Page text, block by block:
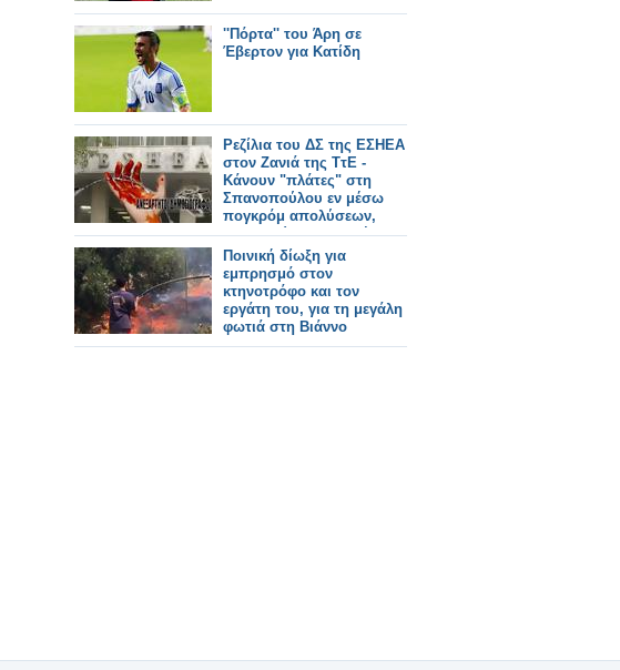
''Πόρτα'' του Άρη σε
Έβερτον για Κατίδη
Ρεζίλια του ΔΣ της ΕΣΗΕΑ
στον Ζανιά της ΤτΕ -
Κάνουν "πλάτες" στη
Σπανοπούλου εν μέσω
πογκρόμ απολύσεων,
εκβιασμών και λουκέτων
σε ΜΜΕ
Ποινική δίωξη για
εμπρησμό στον
κτηνοτρόφο και τον
εργάτη του, για τη μεγάλη
φωτιά στη Βιάννο